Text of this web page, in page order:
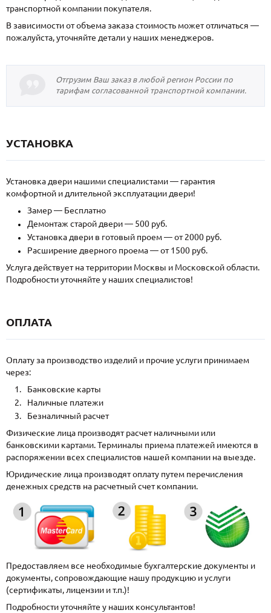
транспортной компании покупателя.
В зависимости от объема заказа стоимость может отличаться —
пожалуйста, уточняйте детали у наших менеджеров.
Отгрузим Ваш заказ в любой регион России по
тарифам согласованной транспортной компании.
УСТАНОВКА
Установка двери нашими специалистами — гарантия
комфортной и длительной эксплуатации двери!
Замер — Бесплатно
Демонтаж старой двери — 500 руб.
Установка двери в готовый проем — от 2000 руб.
Расширение дверного проема — от 1500 руб.
Услуга действует на территории Москвы и Московской области.
Подробности уточняйте у наших специалистов!
ОПЛАТА
Оплату за производство изделий и прочие услуги принимаем
через:
Банковские карты
Наличные платежи
Безналичный расчет
Физические лица производят расчет наличными или
банковскими картами. Терминалы приема платежей имеются в
распоряжении всех специалистов нашей компании на выезде.
Юридические лица производят оплату путем перечисления
денежных средств на расчетный счет компании.
Предоставляем все необходимые бухгалтерские документы и
документы, сопровождающие нашу продукцию и услуги
(сертификаты, лицензии и т.п.)!
Подробности уточняйте у наших консультантов!